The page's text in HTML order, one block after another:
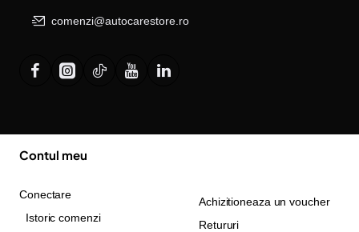
comenzi@autocarestore.ro
Contul meu
Conectare
Istoric comenzi
Achizitioneaza un voucher
Retururi